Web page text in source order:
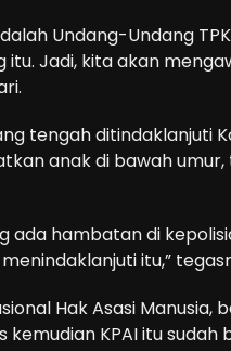
Undang-Undang
Jadi, kita akan
tengah ditindaklanjuti
anak di bawah
ada hambatan di
itu,”
Hak Asasi Manusia,
kemudian KPAI itu